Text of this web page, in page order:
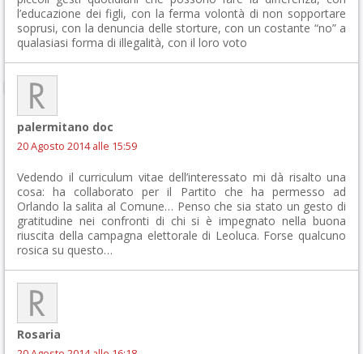
l’educazione dei figli, con la ferma volontà di non sopportare
soprusi, con la denuncia delle storture, con un costante “no” a
qualasiasi forma di illegalità, con il loro voto
palermitano doc
20 Agosto 2014 alle 15:59
Vedendo il curriculum vitae dell’interessato mi dà risalto una
cosa: ha collaborato per il Partito che ha permesso ad
Orlando la salita al Comune… Penso che sia stato un gesto di
gratitudine nei confronti di chi si è impegnato nella buona
riuscita della campagna elettorale di Leoluca. Forse qualcuno
rosica su questo…
Rosaria